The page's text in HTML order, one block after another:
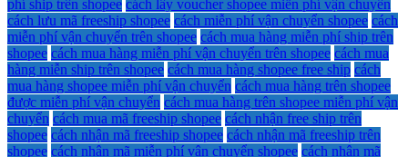
phí ship trên shopee cách lấy voucher shopee miễn phí vận chuyển
cách lưu mã freeship shopee cách miễn phí vận chuyển shopee cách
miễn phí vận chuyển trên shopee cách mua hàng miễn phí ship trên
shopee cách mua hàng miễn phí vận chuyển trên shopee cách mua
hàng miễn ship trên shopee cách mua hàng shopee free ship cách
mua hàng shopee miễn phí vận chuyển cách mua hàng trên shopee
được miễn phí vận chuyển cách mua hàng trên shopee miễn phí vận
chuyển cách mua mã freeship shopee cách nhận free ship trên
shopee cách nhận mã freeship shopee cách nhận mã freeship trên
shopee cách nhận mã miễn phí vận chuyển shopee cách nhận mã